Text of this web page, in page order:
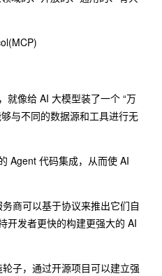
(MCP)
就像给 AI 大模型装了一个 “万
与不同的数据源和工具进行无
Agent 代码集成，从而使 AI
商可以基于协议来推出它们自
开发者更快的构建更强大的 AI
子，通过开源项目可以建立强